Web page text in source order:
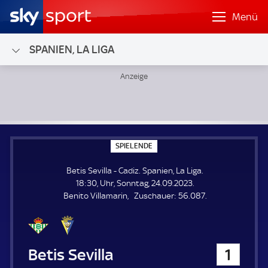
Menü
SPANIEN, LA LIGA
SPIELENDE
P
E
L
E
N
Betis Sevilla - Cadiz. Spanien, La Liga.
18:30, Uhr, Sonntag, 24.09.2023.
Benito Villamarin
Zuschauer: Z
56.087.
Betis Sevilla 1